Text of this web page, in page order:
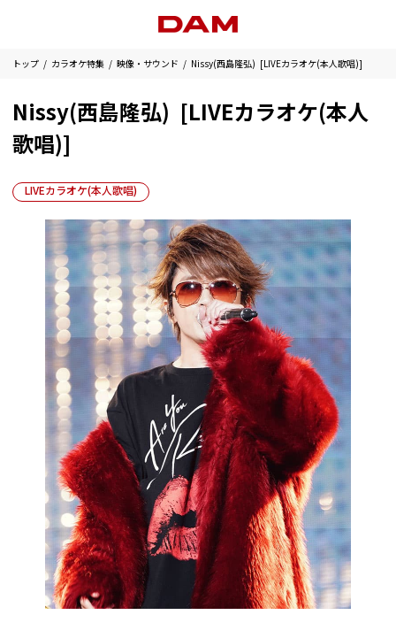
トップ カラオケ特集 映像・サウンド Nissy(西島隆弘) [LIVEカラオケ(本人歌唱)]
Nissy(西島隆弘) [LIVEカラオケ(本人
歌唱)]
LIVEカラオケ(本人歌唱)